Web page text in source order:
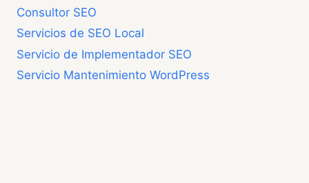
Consultor SEO
Servicios de SEO Local
Servicio de Implementador SEO
Servicio Mantenimiento WordPress